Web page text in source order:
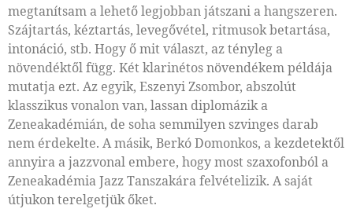
megtanítsam a lehető legjobban játszani a hangszeren.
Szájtartás, kéztartás, levegővétel, ritmusok betartása,
intonáció, stb. Hogy ő mit választ, az tényleg a
növendéktől függ. Két klarinétos növendékem példája
mutatja ezt. Az egyik, Eszenyi Zsombor, abszolút
klasszikus vonalon van, lassan diplomázik a
Zeneakadémián, de soha semmilyen szvinges darab
nem érdekelte. A másik, Berkó Domonkos, a kezdetektől
annyira a jazzvonal embere, hogy most szaxofonból a
Zeneakadémia Jazz Tanszaká­ra felvételizik. A saját
útjukon terelgetjük őket.